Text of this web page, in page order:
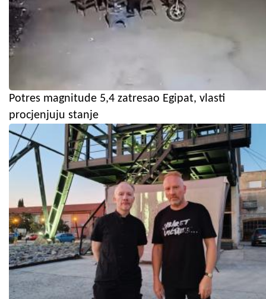
Potres magnitude 5,4 zatresao Egipat, vlasti
procjenjuju stanje